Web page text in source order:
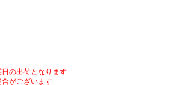
の出荷となります
がございます